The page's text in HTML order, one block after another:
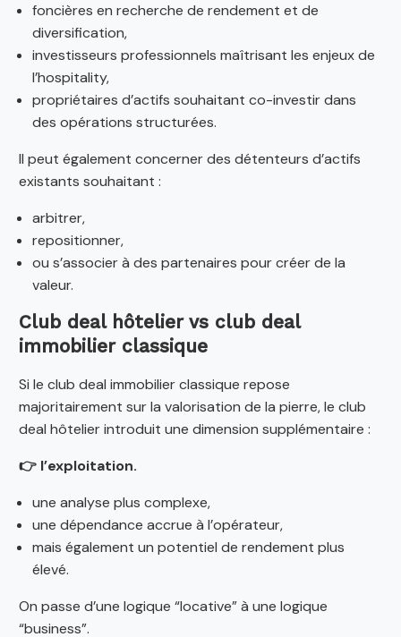
foncières en recherche de rendement et de
diversification,
investisseurs professionnels maîtrisant les enjeux de
l’hospitality,
propriétaires d’actifs souhaitant co-investir dans
des opérations structurées.
Il peut également concerner des détenteurs d’actifs
existants souhaitant :
arbitrer,
repositionner,
ou s’associer à des partenaires pour créer de la
valeur.
Club deal hôtelier vs club deal
immobilier classique
Si le club deal immobilier classique repose
majoritairement sur la valorisation de la pierre, le club
deal hôtelier introduit une dimension supplémentaire :
👉 l’exploitation.
une analyse plus complexe,
une dépendance accrue à l’opérateur,
mais également un potentiel de rendement plus
élevé.
On passe d’une logique “locative” à une logique
“business”.